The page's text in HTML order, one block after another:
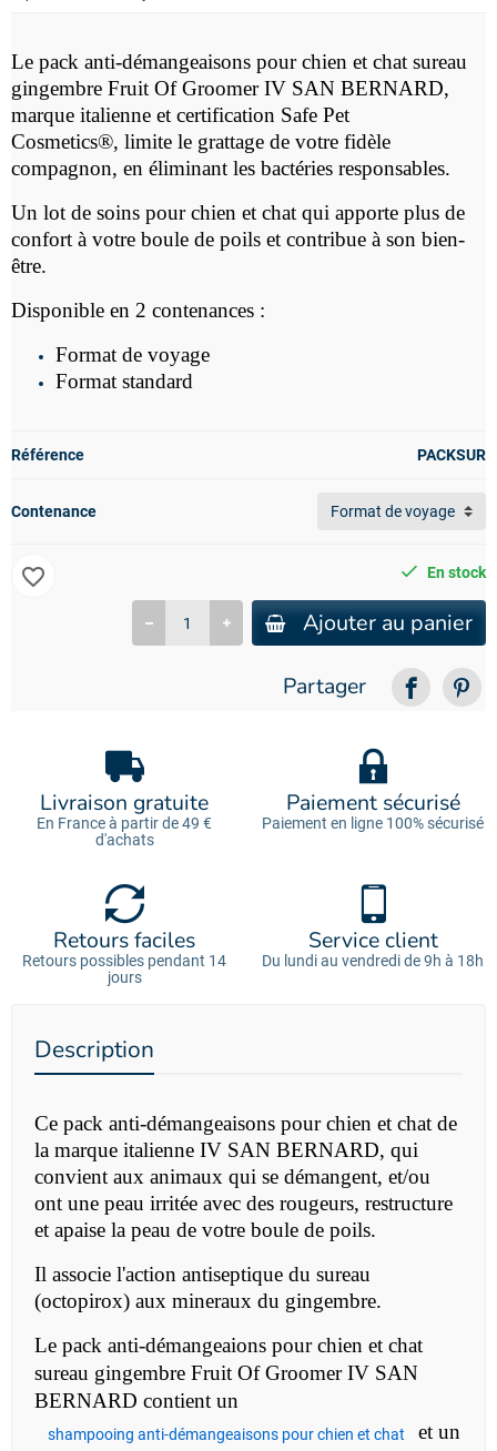
Le pack anti-démangeaisons pour chien et chat sureau
gingembre Fruit Of Groomer IV SAN BERNARD,
marque italienne et certification Safe Pet
Cosmetics®, limite le grattage de votre fidèle
compagnon, en éliminant les bactéries responsables.
Un lot de soins pour chien et chat qui apporte plus de
confort à votre boule de poils et contribue à son bien-
être.
Disponible en 2 contenances :
Format de voyage
Format standard
Référence PACKSUR
Contenance
En stock
Ajouter au panier
favorite_border
Partager
Livraison gratuite
En France à partir de 49 €
d'achats
Paiement sécurisé
Paiement en ligne 100% sécurisé
Retours faciles
Retours possibles pendant 14
jours
Service client
Du lundi au vendredi de 9h à 18h
Description
Ce pack anti-démangeaisons pour chien et chat de
la marque italienne IV SAN BERNARD, qui
convient aux animaux qui se démangent, et/ou
ont une peau irritée avec des rougeurs, restructure
et apaise la peau de votre boule de poils.
Il associe l'action antiseptique du sureau
(octopirox) aux mineraux du gingembre.
Le pack anti-démangeaions pour chien et chat
sureau gingembre Fruit Of Groomer IV SAN
BERNARD contient un
shampooing anti-démangeaisons pour chien et chat et un